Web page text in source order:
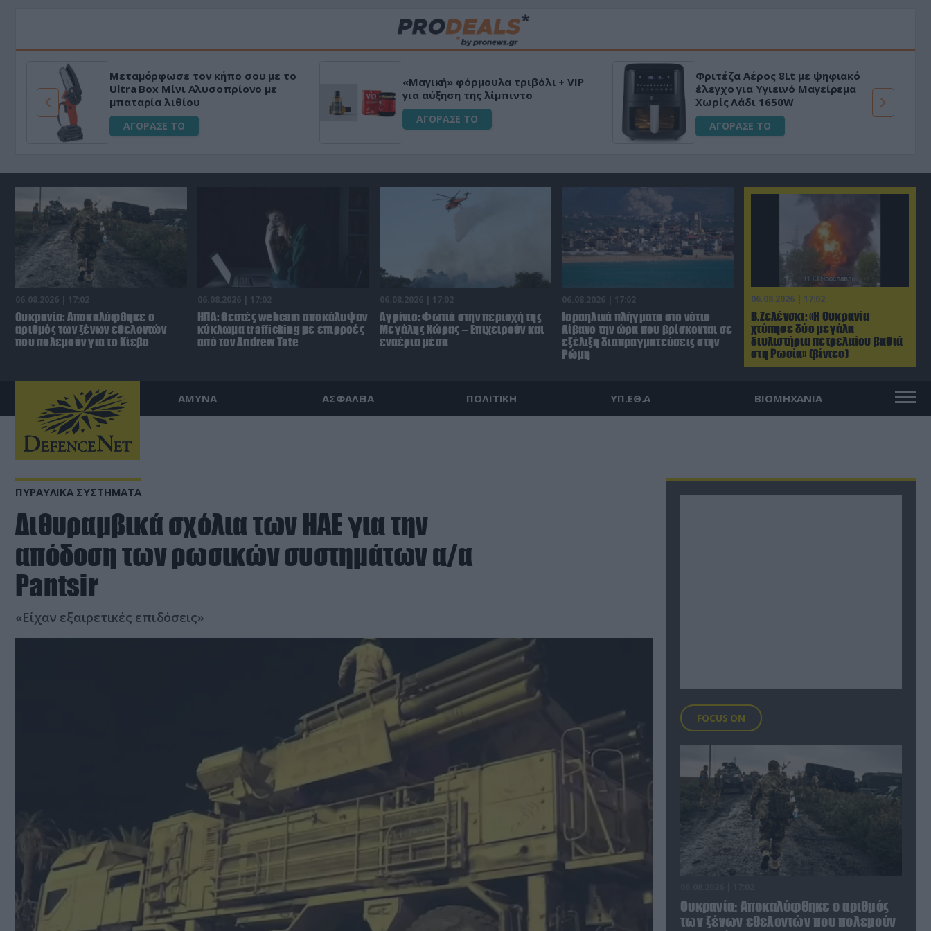
Μεταμόρφωσε τον κήπο σου με το
Ultra Box Μίνι Αλυσοπρίονο με
μπαταρία λιθίου
ΑΓΟΡΑΣΕ ΤΟ
«Μαγική» φόρμουλα τριβόλι + VIP
για αύξηση της λίμπιντο
ΑΓΟΡΑΣΕ ΤΟ
Φριτέζα Αέρος 8Lt με ψηφιακό
έλεγχο για Υγιεινό Μαγείρεμα
Χωρίς Λάδι 1650W
ΑΓΟΡΑΣΕ ΤΟ
06.08.2026 | 17:02
Β.Ζελένσκι: «Η Ουκρανία
χτύπησε δύο μεγάλα
διυλιστήρια πετρελαίου βαθιά
στη Ρωσία» (βίντεο)
06.08.2026 | 17:02
Ουκρανία: Αποκαλύφθηκε ο
αριθμός των ξένων εθελοντών
που πολεμούν για το Κίεβο
06.08.2026 | 17:02
ΗΠΑ: Θεατές webcam αποκάλυψαν
κύκλωμα trafficking με επιρροές
από τον Andrew Tate
06.08.2026 | 17:02
Αγρίνιο: Φωτιά στην περιοχή της
Μεγάλης Χώρας – Επιχειρούν και
εναέρια μέσα
06.08.2026 | 17:02
Ισραηλινά πλήγματα στο νότιο
Λίβανο την ώρα που βρίσκονται σε
εξέλιξη διαπραγματεύσεις στην
Ρώμη
ΑΜΥΝΑ ΑΣΦΑΛΕΙΑ ΠΟΛΙΤΙΚΗ ΥΠ.ΕΘ.Α ΒΙΟΜΗΧΑΝΙΑ
ΠΥΡΑΥΛΙΚΑ ΣΥΣΤΗΜΑΤΑ
Διθυραμβικά σχόλια των ΗΑΕ για την
απόδοση των ρωσικών συστημάτων α/α
Pantsir
«Είχαν εξαιρετικές επιδόσεις»
FOCUS ON
Ουκρανία: Αποκαλύφθηκε ο αριθμός
των ξένων εθελοντών που πολεμούν